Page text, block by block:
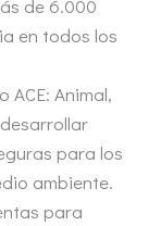
de 6.000
en todos los
ACE: Animal,
para los
ambiente.
para